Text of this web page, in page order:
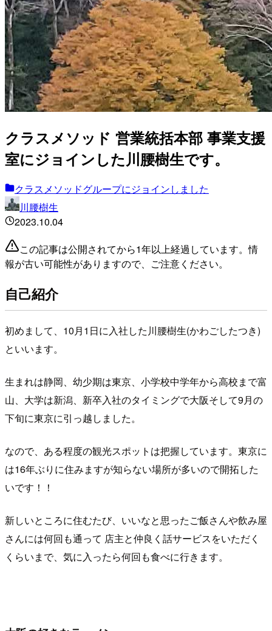
クラスメソッド 営業統括本部 事業支援
室にジョインした川腰樹生です。
クラスメソッドグループにジョインしました
川腰樹生
2023.10.04
この記事は公開されてから1年以上経過しています。情
報が古い可能性がありますので、ご注意ください。
自己紹介
初めまして、10月1日に入社した川腰樹生(かわごしたつき)
といいます。
生まれは静岡、幼少期は東京、小学校中学年から高校まで富
山、大学は新潟、新卒入社のタイミングで大阪そして9月の
下旬に東京に引っ越しました。
なので、ある程度の観光スポットは把握しています。東京に
は16年ぶりに住みますが知らない場所が多いので開拓した
いです！！
新しいところに住むたび、いいなと思ったご飯さんや飲み屋
さんには何回も通って 店主と仲良く話サービスをいただく
くらいまで、気に入ったら何回も食べに行きます。